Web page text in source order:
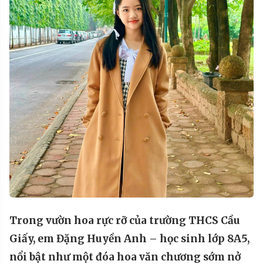
Trong vườn hoa rực rỡ của trường THCS Cầu
Giấy, em Đặng Huyền Anh – học sinh lớp 8A5,
nổi bật như một đóa hoa văn chương sớm nở